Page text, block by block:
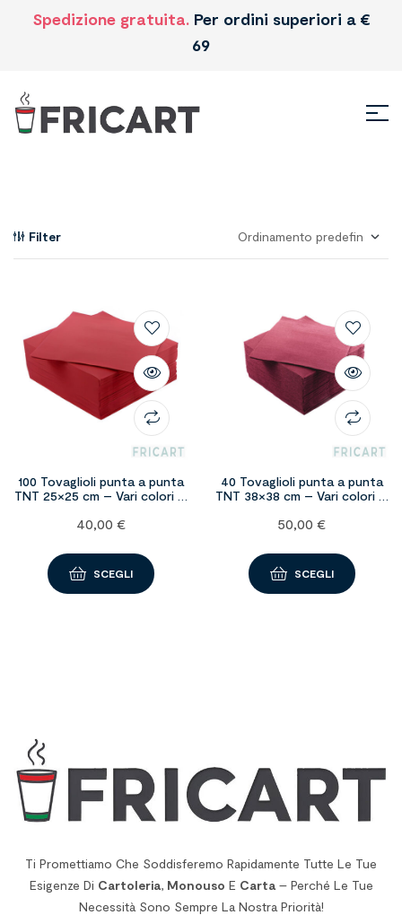
Spedizione gratuita. Per ordini superiori a €
69
Filter
100 Tovaglioli punta a punta
TNT 25×25 cm – Vari colori –
40,00 €
SCEGLI
40 Tovaglioli punta a punta
TNT 38×38 cm – Vari colori –
50,00 €
SCEGLI
Ti Promettiamo Che Soddisferemo Rapidamente Tutte Le Tue
Esigenze Di Cartoleria, Monouso E Carta– Perché Le Tue
Necessità Sono Sempre La Nostra Priorità!